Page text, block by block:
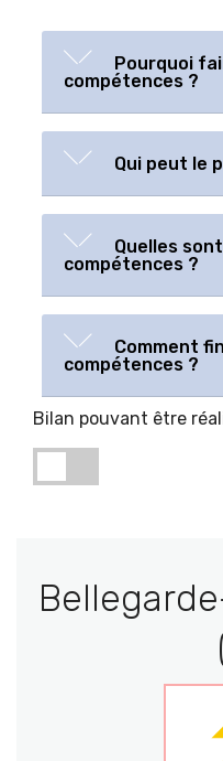
Pourquoi
compétences ?
Qui peut le
Quelles
compétences ?
Comment
compétences ?
Bilan pouvant être